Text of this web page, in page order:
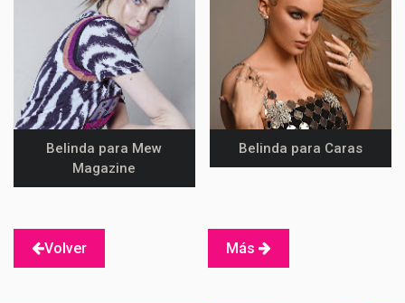
Belinda para Mew
Magazine
Belinda para Caras
Volver Más